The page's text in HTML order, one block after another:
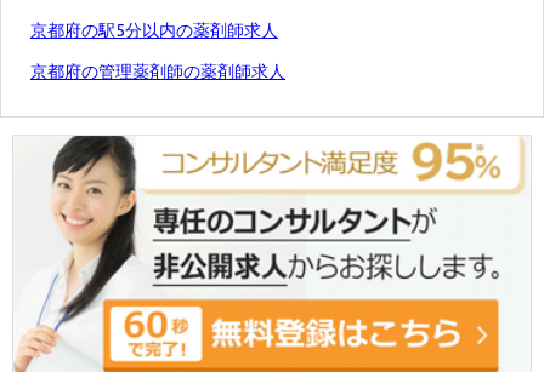
京都府の駅5分以内の薬剤師求人
京都府の管理薬剤師の薬剤師求人